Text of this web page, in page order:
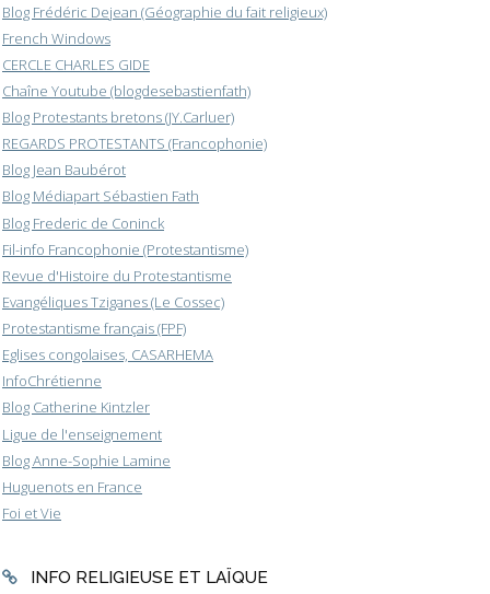
Blog Frédéric Dejean (Géographie du fait religieux)
French Windows
CERCLE CHARLES GIDE
Chaîne Youtube (blogdesebastienfath)
Blog Protestants bretons (JY.Carluer)
REGARDS PROTESTANTS (Francophonie)
Blog Jean Baubérot
Blog Médiapart Sébastien Fath
Blog Frederic de Coninck
Fil-info Francophonie (Protestantisme)
Revue d'Histoire du Protestantisme
Evangéliques Tziganes (Le Cossec)
Protestantisme français (FPF)
Eglises congolaises, CASARHEMA
InfoChrétienne
Blog Catherine Kintzler
Ligue de l'enseignement
Blog Anne-Sophie Lamine
Huguenots en France
Foi et Vie
INFO RELIGIEUSE ET LAÏQUE